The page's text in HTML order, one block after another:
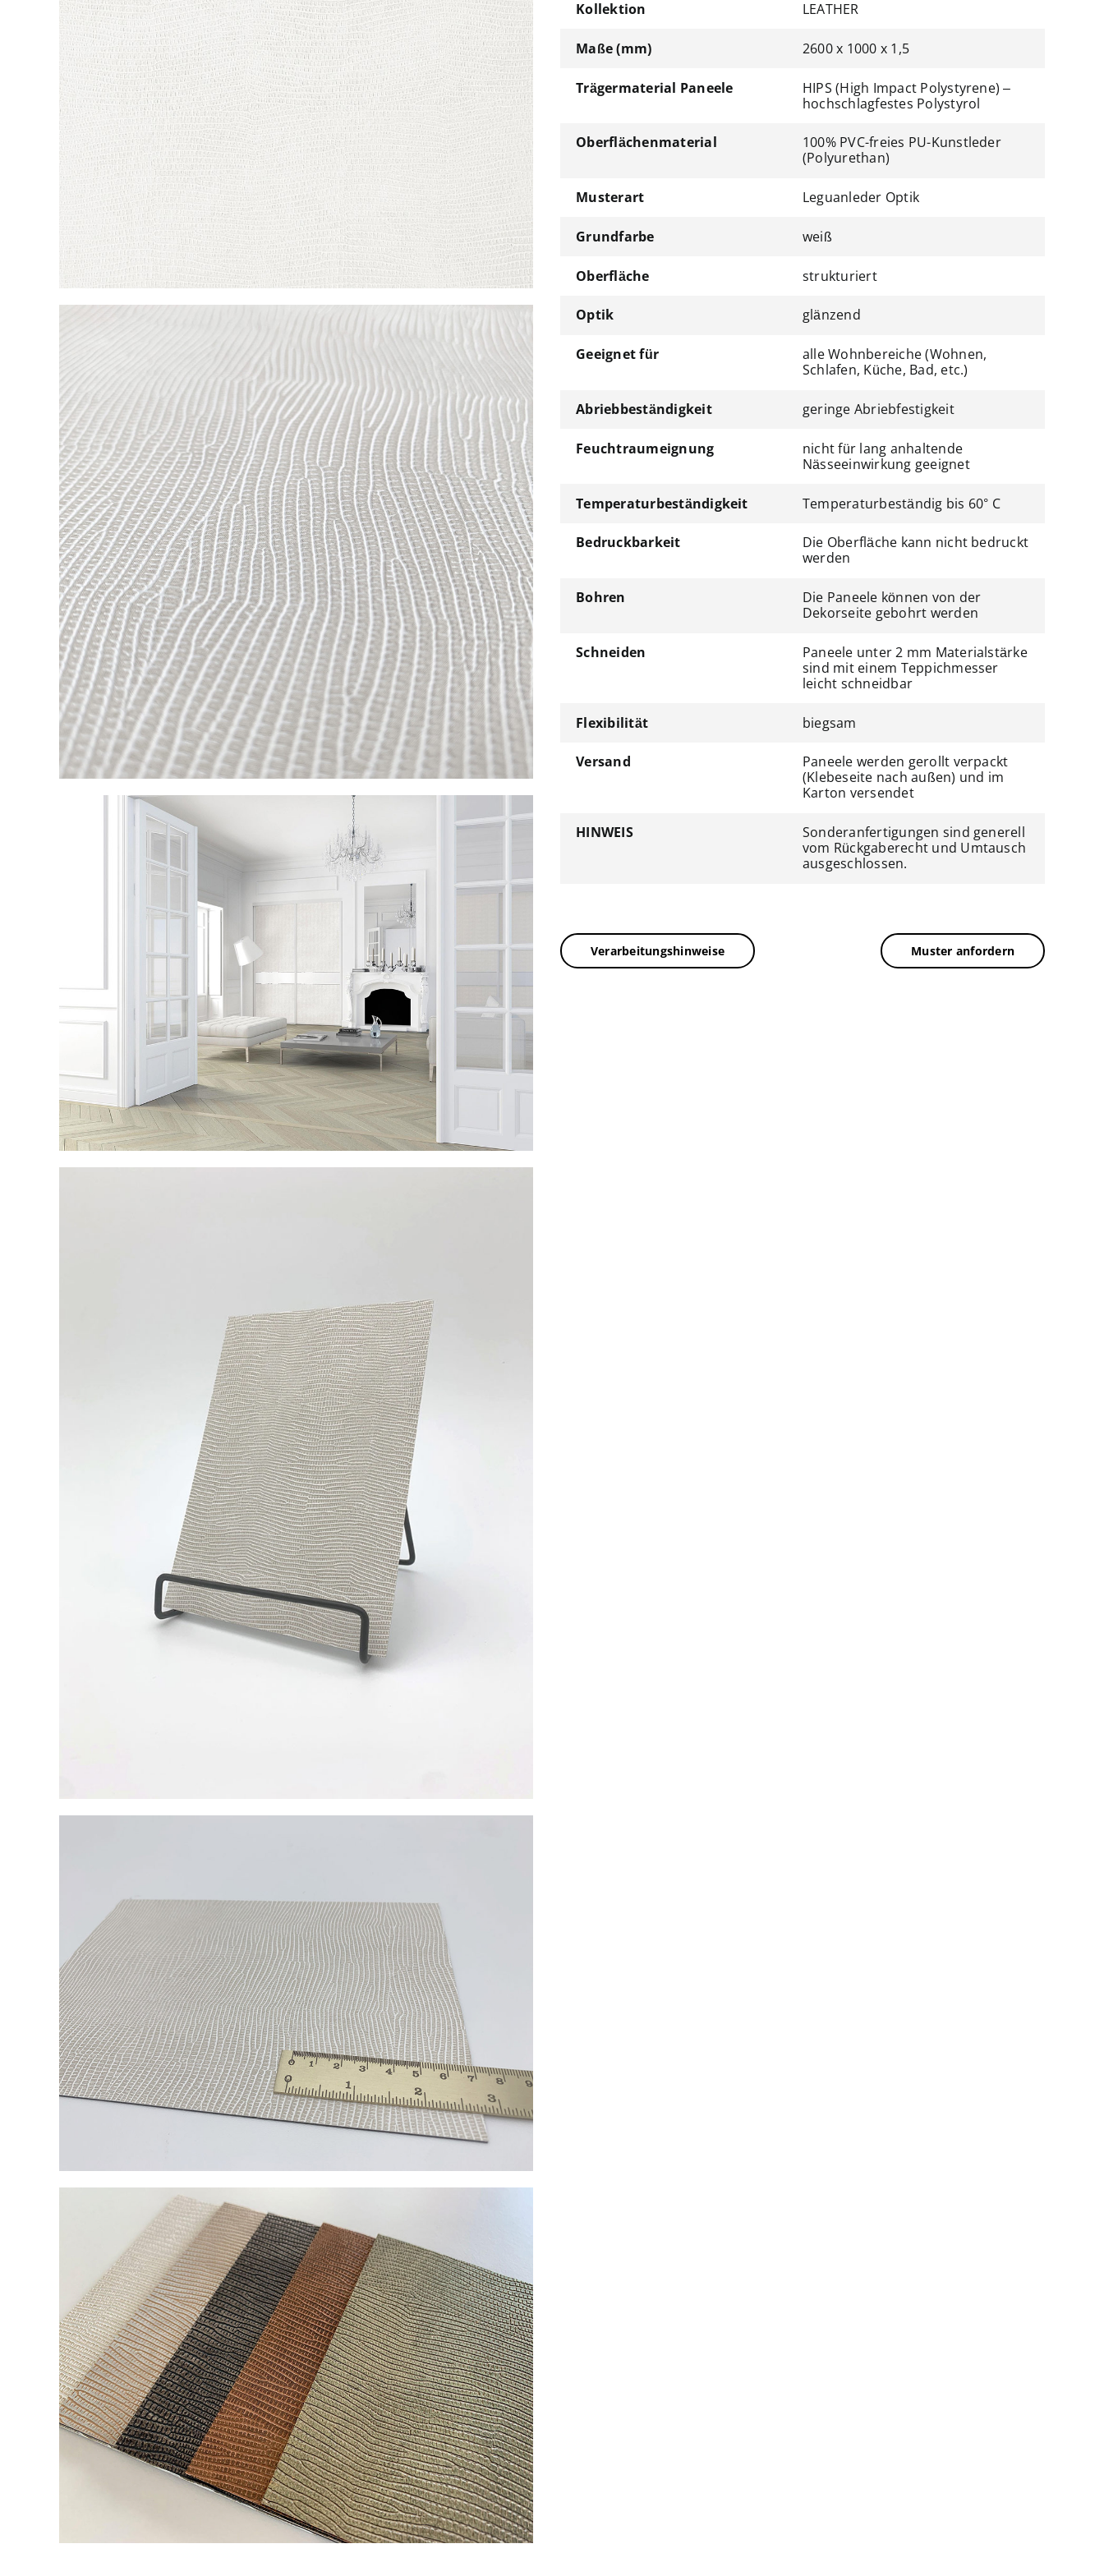
Kollektion LEATHER
Maße (mm) 2600 x 1000 x 1,5
Trägermaterial Paneele
HIPS (High Impact Polystyrene) –
hochschlagfestes Polystyrol
Oberflächenmaterial
100% PVC-freies PU-Kunstleder
(Polyurethan)
Musterart Leguanleder Optik
Grundfarbe weiß
Oberfläche strukturiert
Optik glänzend
Geeignet für
alle Wohnbereiche (Wohnen,
Schlafen, Küche, Bad, etc.)
Abriebbeständigkeit geringe Abriebfestigkeit
Feuchtraumeignung
nicht für lang anhaltende
Nässeeinwirkung geeignet
Temperaturbeständigkeit Temperaturbeständig bis 60° C
Bedruckbarkeit
Die Oberfläche kann nicht bedruckt
werden
Bohren
Die Paneele können von der
Dekorseite gebohrt werden
Schneiden
Paneele unter 2 mm Materialstärke
sind mit einem Teppichmesser
leicht schneidbar
Flexibilität biegsam
Versand
Paneele werden gerollt verpackt
(Klebeseite nach außen) und im
Karton versendet
HINWEIS
Sonderanfertigungen sind generell
vom Rückgaberecht und Umtausch
ausgeschlossen.
Verarbeitungshinweise Muster anfordern